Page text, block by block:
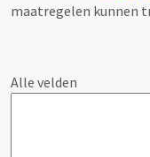
maatregelen kunnen
Alle velden